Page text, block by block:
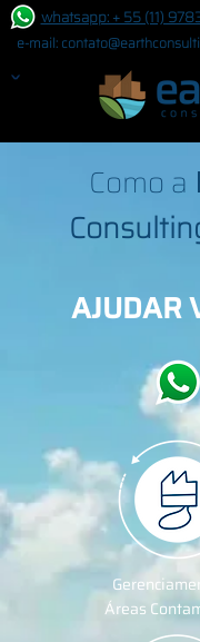
whatsapp: + 55 (11)
e-mail:
ˇ
Como a
AJUDAR
Áreas